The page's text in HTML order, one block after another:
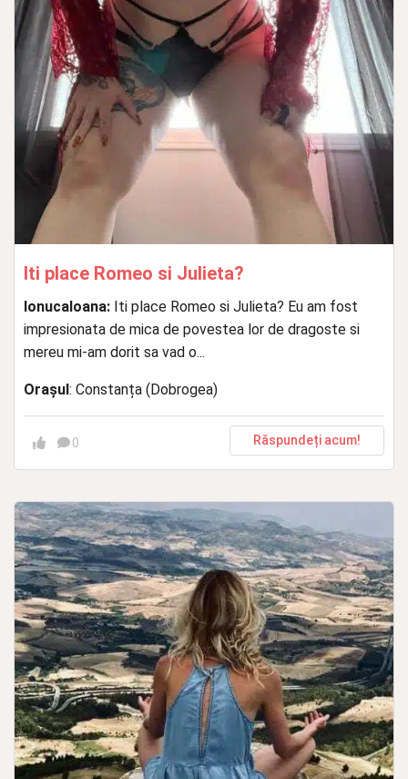
Iti place Romeo si Julieta?
IonucaIoana: Iti place Romeo si Julieta? Eu am fost
impresionata de mica de povestea lor de dragoste si
mereu mi-am dorit sa vad o...
Orașul: Constanța (Dobrogea)
0 Răspundeți acum!